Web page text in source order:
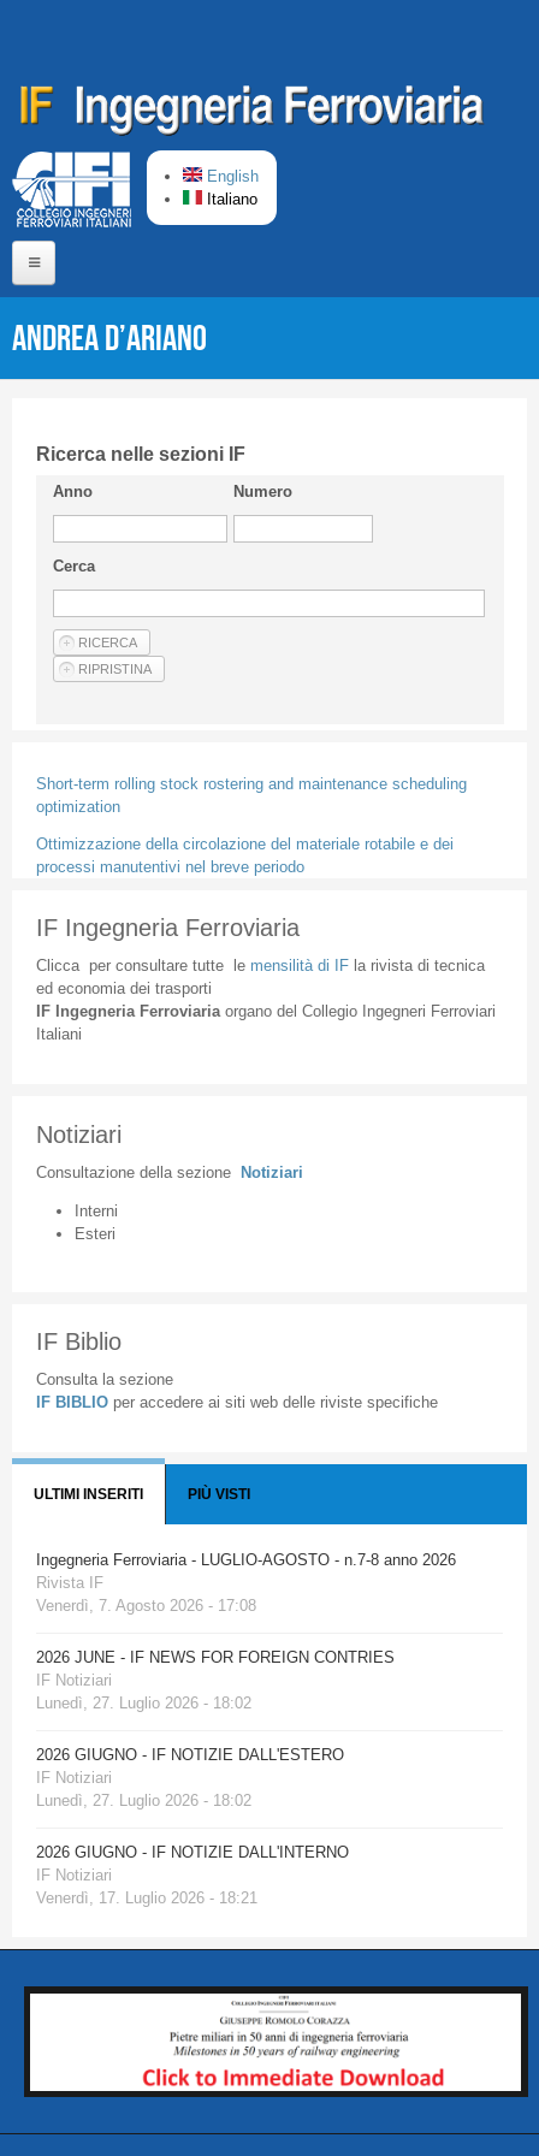
English
Italiano
CIFI in breve
Linee Guida
Privacy Policy
Articoli
Andrea D’ARIANO
Ricerca nelle sezioni IF
Anno Numero
Cerca
Short-term rolling stock rostering and maintenance scheduling
optimization
Ottimizzazione della circolazione del materiale rotabile e dei
processi manutentivi nel breve periodo
IF Ingegneria Ferroviaria
Cliccaper consultare tuttele mensilità di IFla rivista di tecnica
ed economia dei trasporti
IF Ingegneria Ferroviaria organodel Collegio Ingegneri Ferroviari
Italiani
Notiziari
Consultazione della sezione Notiziari
Interni
Esteri
IF Biblio
Consulta la sezione
IF BIBLIO per accedere ai siti web delle riviste specifiche
ULTIMI INSERITI PIÙ VISTI
Ingegneria Ferroviaria - LUGLIO-AGOSTO - n.7-8 anno 2026
Rivista IF
Venerdì, 7. Agosto 2026 - 17:08
2026 JUNE - IF NEWS FOR FOREIGN CONTRIES
IF Notiziari
Lunedì, 27. Luglio 2026 - 18:02
2026 GIUGNO - IF NOTIZIE DALL'ESTERO
IF Notiziari
Lunedì, 27. Luglio 2026 - 18:02
2026 GIUGNO - IF NOTIZIE DALL'INTERNO
IF Notiziari
Venerdì, 17. Luglio 2026 - 18:21